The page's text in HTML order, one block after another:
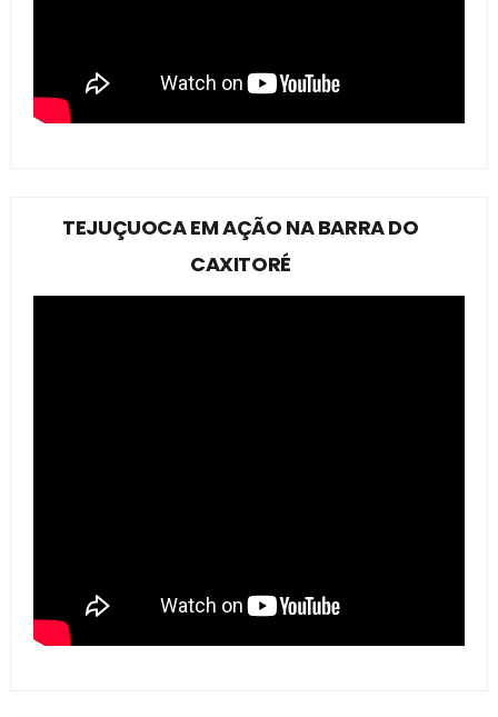
TEJUÇUOCA EM AÇÃO NA BARRA DO
CAXITORÉ